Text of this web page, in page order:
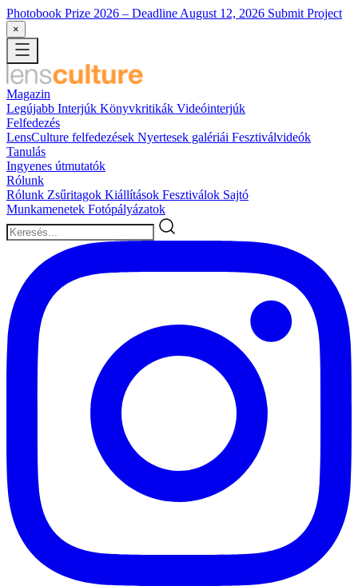
Photobook Prize 2026 – Deadline August 12, 2026 Submit Project
×
Magazin
Legújabb Interjúk Könyvkritikák Videóinterjúk
Felfedezés
LensCulture felfedezések Nyertesek galériái Fesztiválvideók
Tanulás
Ingyenes útmutatók
Rólunk
Rólunk Zsűritagok Kiállítások Fesztiválok Sajtó
Munkamenetek Fotópályázatok